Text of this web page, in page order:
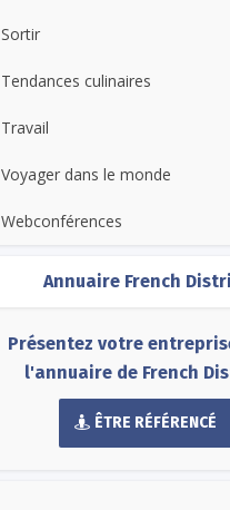
Sortir
Tendances culinaires
Travail
Voyager dans le monde
Webconférences
Annuaire French
Présentez votre
l'annuaire de French
ÊTRE RÉFÉRENCÉ